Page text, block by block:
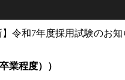
令和7年度採用試験のお
業程度））